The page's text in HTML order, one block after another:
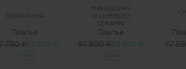
DAVID KOMA
Платье
750 ₽63 875 ₽
-50%
PHILOSOPHY
DI LORENZO
SERAFINI
Платье
97 900 ₽68 530 ₽
-30%
77